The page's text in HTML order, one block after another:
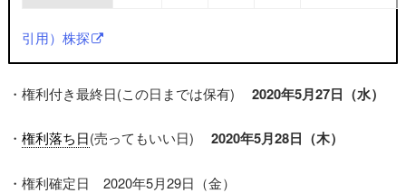
引用）株探
・権利付き最終日(この日までは保有) 2020年5月27日（水）
・ 権利落ち日(売ってもいい日) 2020年5月28日（木）
・権利確定日 2020年5月29日（金）